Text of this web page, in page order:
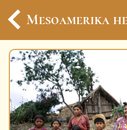
Lucys
Mesoamerika